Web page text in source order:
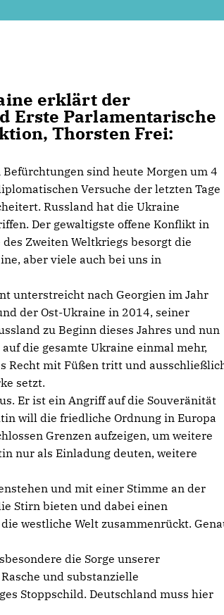
erklärt der
Erste Parlamentarische
Thorsten Frei:
sind heute Morgen um 4
Versuche der letzten Tage
Russland hat die Ukraine
Der gewaltigste offene Konflikt in
Zweiten Weltkriegs besorgt die
aber viele auch bei uns in
unterstreicht nach Georgien im Jahr
der Ost-Ukraine in 2014, seiner
zu Beginn dieses Jahres und nun
die gesamte Ukraine einmal mehr,
Recht mit Füßen tritt und
setzt.
Er ist ein Angriff auf die Souveränität
will die friedliche Ordnung in Europa
Grenzen aufzeigen, um weitere
nur als Einladung deuten, weitere
und mit einer Stimme an der
Stirn bieten und dabei einen
westliche Welt zusammenrückt.
die Sorge unserer
und substanzielle
Stoppschild. Deutschland muss hier